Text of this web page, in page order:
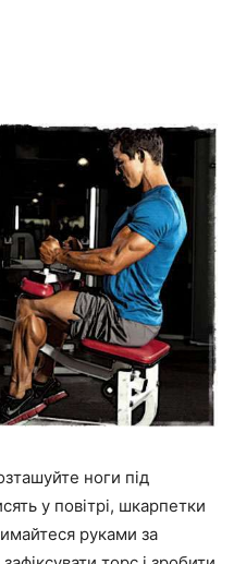
ноги під
у повітрі, шкарпетки
руками за